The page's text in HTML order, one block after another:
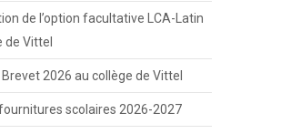
de l’option facultative LCA-Latin
de Vittel
2026 au collège de Vittel
fournitures scolaires 2026-2027